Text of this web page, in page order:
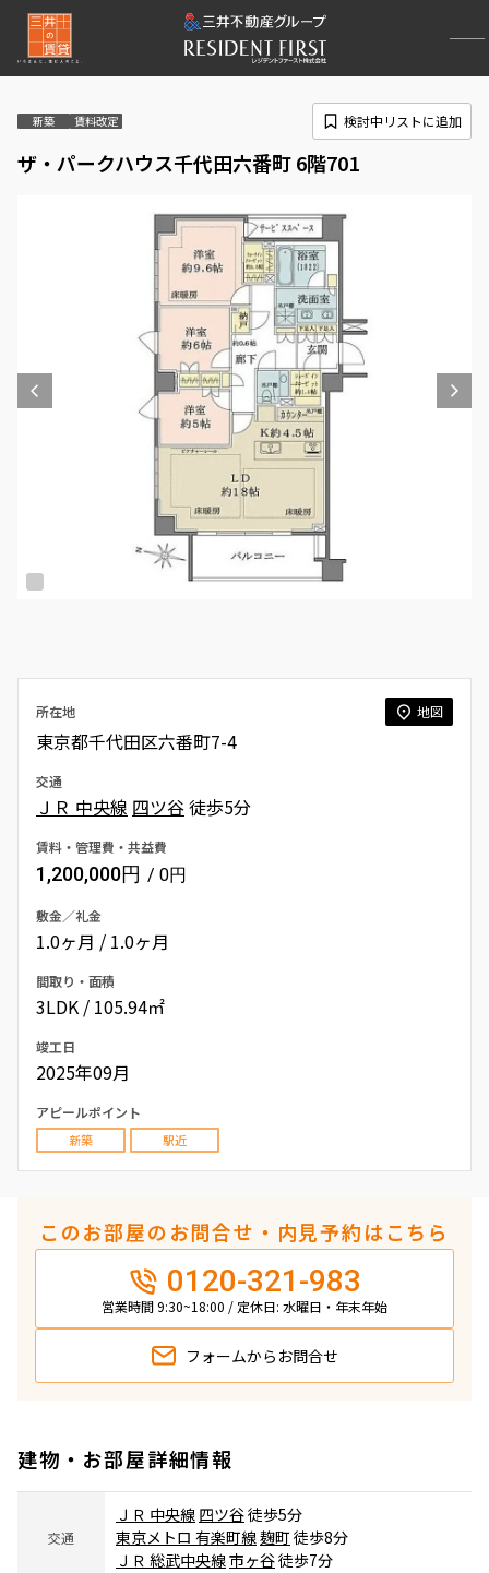
新築 賃料改定
ザ・パークハウス千代田六番町 6階701
検討中リストに追加
所在地 地図
東京都千代田区六番町7-4
交通
ＪＲ 中央線 四ツ谷徒歩5分
賃料・管理費・共益費
1,200,000円 / 0円
敷金／礼金
1.0ヶ月 / 1.0ヶ月
間取り・面積
3LDK / 105.94㎡
竣工日
2025年09月
アピールポイント
新築 駅近
このお部屋のお問合せ・内見予約はこちら
0120-321-983
営業時間 9:30~18:00 / 定休日: 水曜日・年末年始
フォームから お問合せ
建物・お部屋詳細情報
交通
ＪＲ 中央線 四ツ谷徒歩5分
東京メトロ 有楽町線麹町 徒歩8分
ＪＲ 総武中央線市ヶ谷徒歩7分